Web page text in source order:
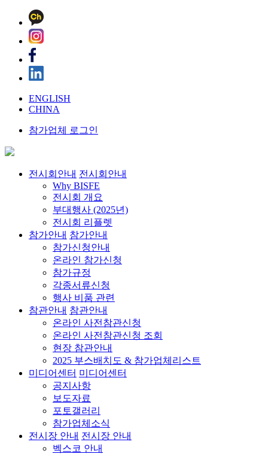
ENGLISH
CHINA
참가업체 로그인
전시회안내 전시회안내
Why BISFE
전시회 개요
부대행사 (2025년)
전시회 리플렛
참가안내 참가안내
참가신청안내
온라인 참가신청
참가규정
각종서류신청
행사 비품 관련
참관안내 참관안내
온라인 사전참관신청
온라인 사전참관신청 조회
현장 참관안내
2025 부스배치도 & 참가업체리스트
미디어센터 미디어센터
공지사항
보도자료
포토갤러리
참가업체소식
전시장 안내 전시장 안내
벡스코 안내